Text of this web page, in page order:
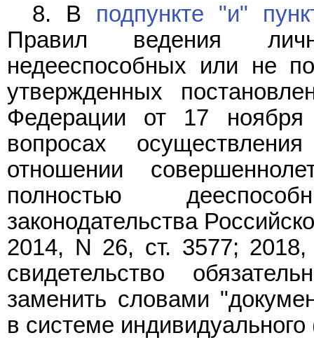
8. В подпункте "и"
Правил ведения
недееспособных или не
утвержденных
Федерации от 17
вопросах
отношении
полностью
законодательства
2014, N 26, ст. 3577;
свидетельство
заменить словами
в системе